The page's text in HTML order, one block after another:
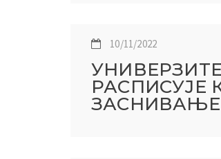
10/11/2022
РАСПИСУЈЕ
ЗАСНИВАЊЕ